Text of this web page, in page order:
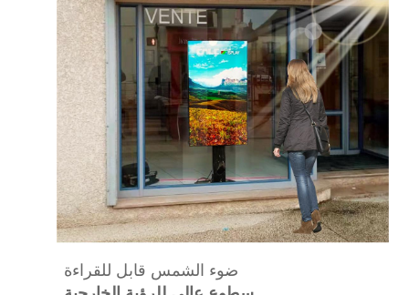
ضوء الشمس قابل للقراءة